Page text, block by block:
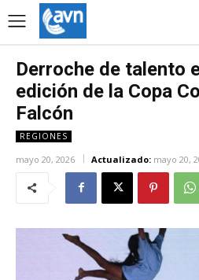
Derroche de talento
edición de la Copa
Falcón
REGIONES
mayo 20, 2026 Actualizado: mayo 20,